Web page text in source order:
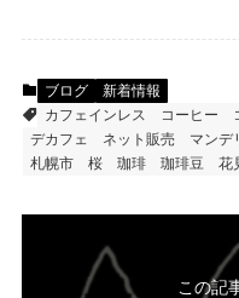
ブログ
新着情報
カフェインレス
コーヒー
デカフェ
ネット販売 マンデ
札幌市
桜 珈琲 珈琲豆 花
この記